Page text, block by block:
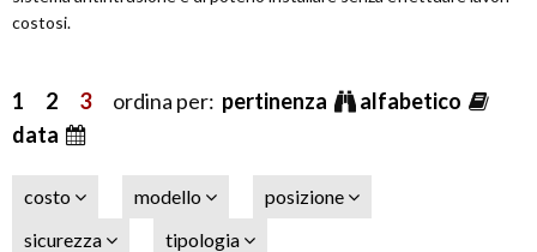
costosi.
1 2 3ordina per: pertinenza
alfabetico
data
costo modello
posizione
sicurezza
tipologia